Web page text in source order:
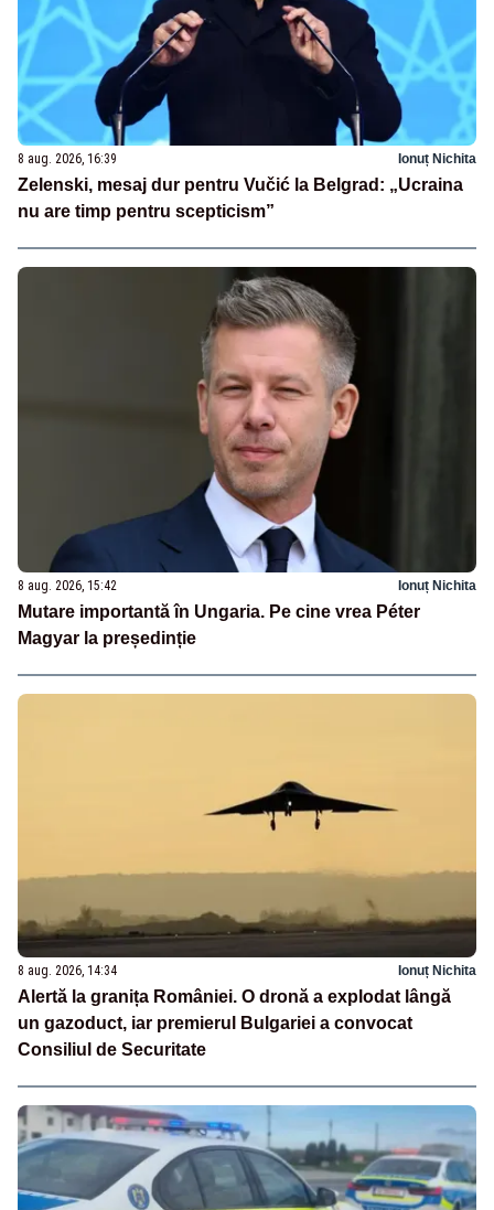
8 aug. 2026, 16:39 Ionuț Nichita
Zelenski, mesaj dur pentru Vučić la Belgrad: „Ucraina
nu are timp pentru scepticism”
8 aug. 2026, 15:42 Ionuț Nichita
Mutare importantă în Ungaria. Pe cine vrea Péter
Magyar la președinție
8 aug. 2026, 14:34 Ionuț Nichita
Alertă la granița României. O dronă a explodat lângă
un gazoduct, iar premierul Bulgariei a convocat
Consiliul de Securitate